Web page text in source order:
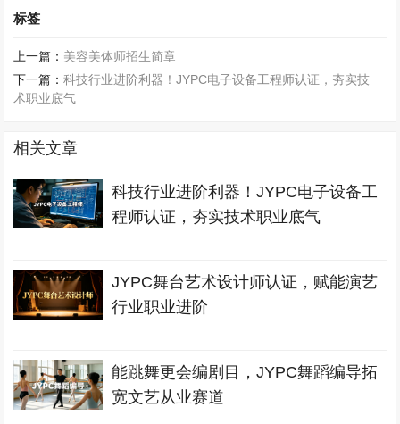
标签
上一篇： 美容美体师招生简章
下一篇：科技行业进阶利器！JYPC电子设备工程师认证，夯实技
术职业底气
相关文章
科技行业进阶利器！JYPC电子设备工
程师认证，夯实技术职业底气
JYPC舞台艺术设计师认证，赋能演艺
行业职业进阶
能跳舞更会编剧目，JYPC舞蹈编导拓
宽文艺从业赛道